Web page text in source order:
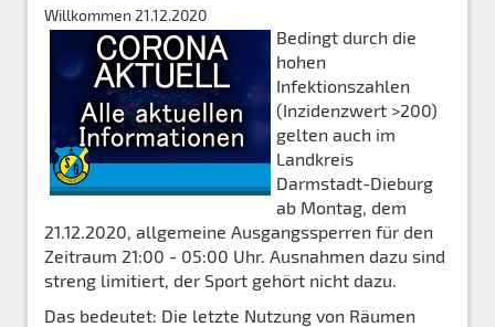
Willkommen 21.12.2020
Bedingt durch die
hohen
Infektionszahlen
(Inzidenzwert >200)
gelten auch im
Landkreis
Darmstadt-Dieburg
ab Montag, dem
21.12.2020, allgemeine Ausgangssperren für den
Zeitraum 21:00 - 05:00 Uhr. Ausnahmen dazu sind
streng limitiert, der Sport gehört nicht dazu.
Das bedeutet: Die letzte Nutzung von Räumen